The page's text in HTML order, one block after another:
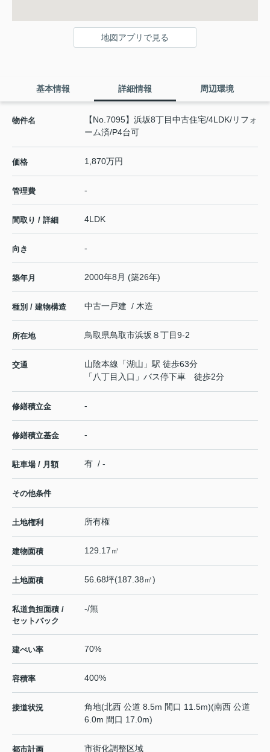
地図アプリで見る
基本情報 詳細情報 周辺環境
物件名
【No.7095】浜坂8丁目中古住宅/4LDK/リフォ
ーム済/P4台可
価格 1,870万円
管理費 -
間取り / 詳細 4LDK
向き -
築年月 2000年8月 (築26年)
種別 / 建物構造 中古一戸建 / 木造
所在地 鳥取県鳥取市浜坂 ８丁目9-2
交通 山陰本線 「湖山 」駅 徒歩63分
「八丁目入口」バス停下車 徒歩2分
修繕積立金 -
修繕積立基金 -
駐車場 / 月額 有 / -
その他条件
土地権利 所有権
建物面積 129.17㎡
土地面積 56.68坪(187.38㎡)
私道負担面積 /
セットバック
-/無
建ぺい率 70%
容積率 400%
接道状況
角地(北西 公道 8.5m 間口 11.5m)(南西 公道
6.0m 間口 17.0m)
都市計画 市街化調整区域